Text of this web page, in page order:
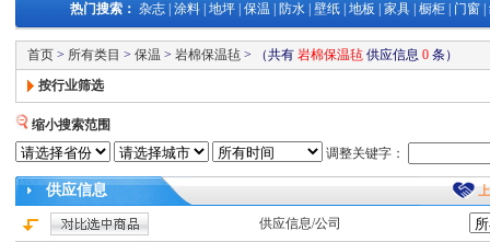
热门搜索： 杂志 涂料 地坪 保温 防水 壁纸 地板 家具 橱柜 门窗
首页 > 所有类目 > 保温 > 岩棉保温毡 > （共有 岩棉保温毡 供应信息 0 条）
按行业筛选
缩小搜索范围
调整关键字：
供应信息
供应信息/公司